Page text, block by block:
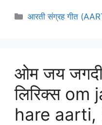
Categories
आरती संग्रह गीत
ओम जय
लिरिक्स om
hare aarti,